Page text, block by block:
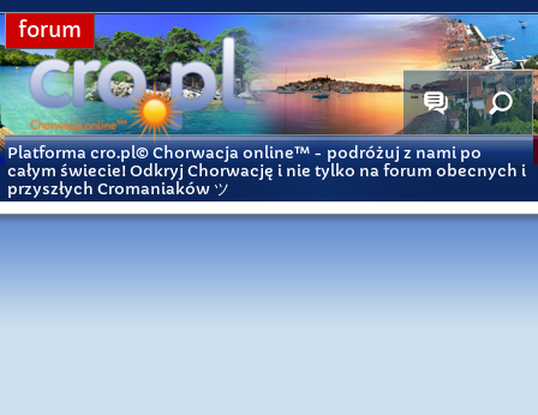
forum
Platforma cro.pl© Chorwacja online™ - podróżuj z nami po
całym świecie! Odkryj Chorwację i nie tylko na forum obecnych i
przyszłych Cromaniaków ツ